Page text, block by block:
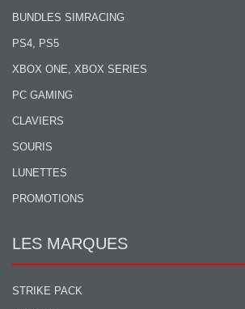
BUNDLES SIMRACING
PS4, PS5
XBOX ONE, XBOX SERIES
PC GAMING
CLAVIERS
SOURIS
LUNETTES
PROMOTIONS
LES MARQUES
STRIKE PACK